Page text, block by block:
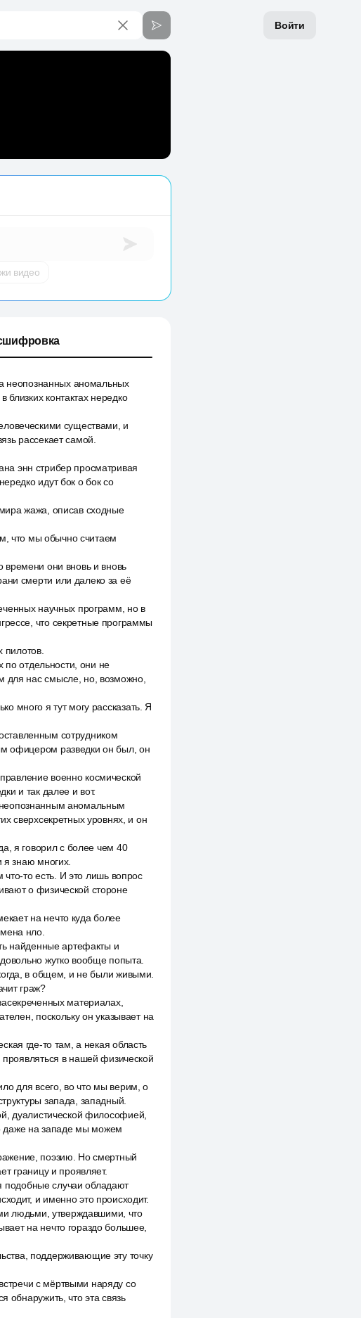
Войти
видео
неопознанных аномальных
контактах нередко
существами, и
рассекает самой.
энн стрибер просматривая
идут бок о бок со
жажа, описав сходные
что мы обычно считаем
времени они вновь и вновь
смерти или далеко за её
научных программ, но в
что секретные программы
по отдельности, они не
для нас смысле, но, возможно,
много я тут могу рассказать. Я
сотрудником
офицером разведки он был, он
военно космической
и так далее и вот.
аномальным
сверхсекретных уровнях, и он
я говорил с более чем 40
знаю многих.
то есть. И это лишь вопрос
о физической стороне
на нечто куда более
нло.
найденные артефакты и
жутко вообще попыта.
в общем, и не были живыми.
граж?
материалах,
поскольку он указывает на
где-то там, а некая область
в нашей физической
для всего, во что мы верим, о
запада, западный.
дуалистической философией,
даже на западе мы можем
поэзию. Но смертный
границу и проявляет.
подобные случаи обладают
и именно это происходит.
людьми, утверждавшими, что
на нечто гораздо большее,
поддерживающие эту точку
с мёртвыми наряду со
обнаружить, что эта связь